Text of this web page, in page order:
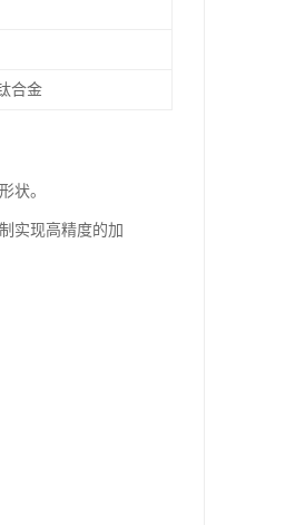
合金
状。
实现高精度的加